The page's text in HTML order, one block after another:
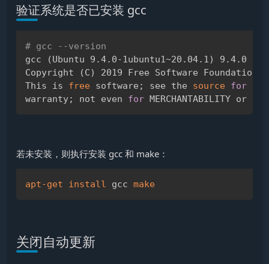
验证系统是否已安装 gcc
# gcc --version
gcc
(Ubuntu 9.4.0-1ubuntu1~20.04.1 )
9.4.0
Copyright
(C)
2019 Free Software
This is free software ; see the source for
warranty; not even for
若未安装，则执行安装 gcc 和 make：
apt-get install gcc make
关闭自动更新